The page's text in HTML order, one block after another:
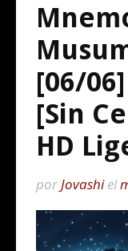
[06/
[Sin
HD
por Jovashiel